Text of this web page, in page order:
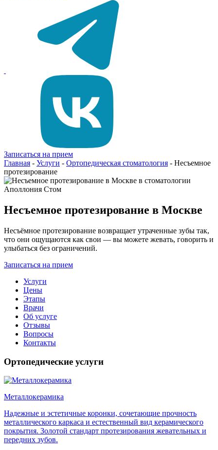
Записаться на прием
Главная - Услуги - Ортопедическая стоматология - Несъемное
протезирование
Несъемное протезирование в Москве
Несъёмное протезирование возвращает утраченные зубы так,
что они ощущаются как свои — вы можете жевать, говорить и
улыбаться без ограничений.
Записаться на прием
Услуги
Цены
Этапы
Врачи
Об услуге
Отзывы
Вопросы
Контакты
Ортопедические услуги
Металлокерамика
Надежные и эстетичные коронки, сочетающие прочность
металлического каркаса и естественный вид керамического
покрытия. Золотой стандарт протезирования жевательных и
передних зубов.